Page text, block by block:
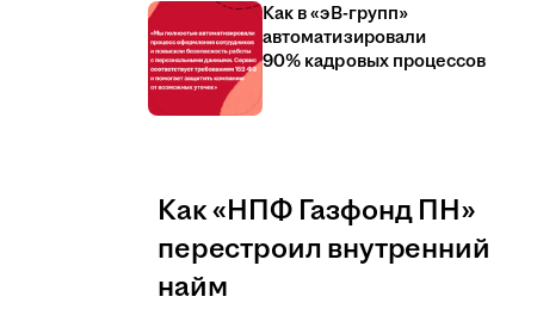
Как в «эВ-групп»
автоматизировали
90% кадровых процессов
Как «НПФ Газфонд ПН»
перестроил внутренний
найм